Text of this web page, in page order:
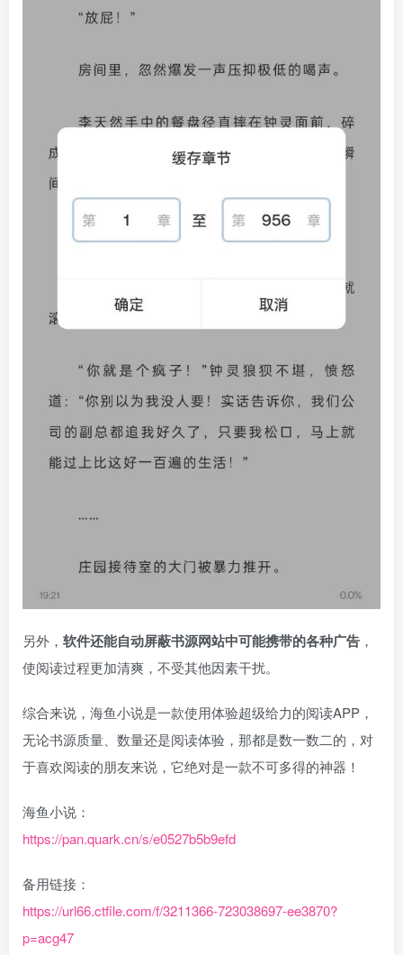
另外， 软件还能自动屏蔽书源网站中可能携带的各种广告 ，
使阅读过程更加清爽，不受其他因素干扰。
综合来说，海鱼小说是一款使用体验超级给力的阅读APP，
无论书源质量、数量还是阅读体验，那都是数一数二的，对
于喜欢阅读的朋友来说，它绝对是一款不可多得的神器！
海鱼小说：
https://pan.quark.cn/s/e0527b5b9efd
备用链接：
https://url66.ctfile.com/f/3211366-723038697-ee3870?
p=acg47